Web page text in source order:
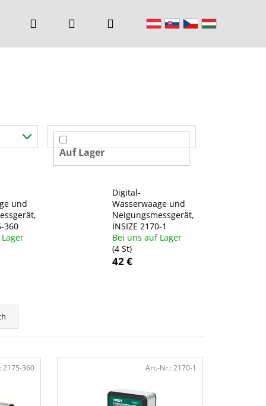
Suchen Warenkorb
Auf Lager
und
360
Digital-
Wasserwaage und
Neigungsmessgerät,
INSIZE 2170-1
Bei uns auf Lager
(4 St)
42 €
2175-360 Art.-Nr.: 2170-1